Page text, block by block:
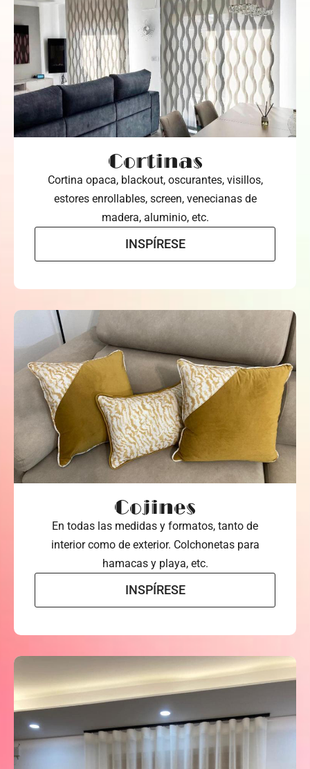
Cortinas
Cortina opaca, blackout, oscurantes, visillos,
estores enrollables, screen, venecianas de
madera, aluminio, etc.
INSPÍRESE
Cojines
En todas las medidas y formatos, tanto de
interior como de exterior. Colchonetas para
hamacas y playa, etc.
INSPÍRESE